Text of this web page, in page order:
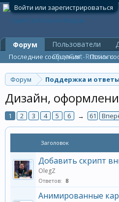
Войти или зарегистрироваться
Форум Поддержка и ответы
Дизайн,
1 2 3 4 5 6 → 61
Заголовок
Добавить скрипт
OlegZ
Ответов: 8
Анимированные
Форум
Последние сообщения Поиск
Пользователи
OpenCart-Russia.ru